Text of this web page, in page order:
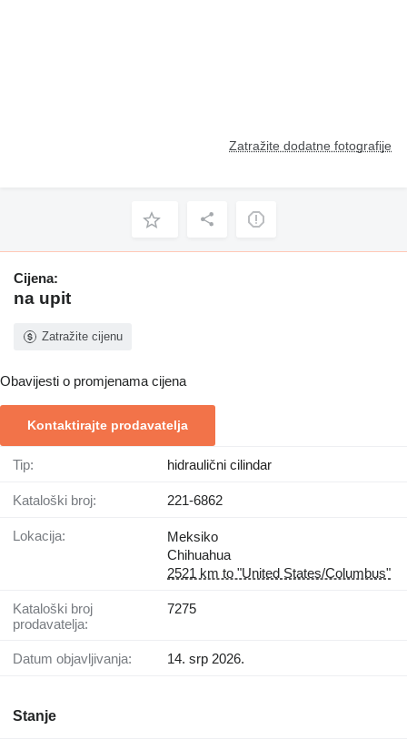
Zatražite dodatne fotografije
Cijena:
na upit
Zatražite cijenu
Obavijesti o promjenama cijena
Kontaktirajte prodavatelja
Tip: hidraulični cilindar
Kataloški broj: 221-6862
Lokacija:
Meksiko
Chihuahua
2521 km to "United States/Columbus"
Kataloški broj
prodavatelja:
7275
Datum objavljivanja: 14. srp 2026.
Stanje